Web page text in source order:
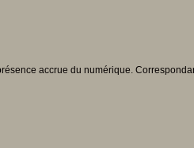
accrue du numérique.